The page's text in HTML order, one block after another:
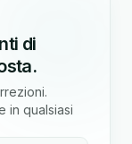
di
in qualsiasi